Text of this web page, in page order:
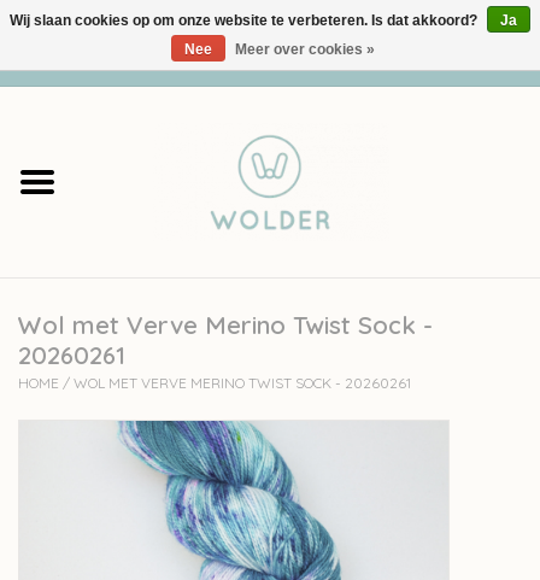
Garens
Accessoires
workshops
Wol met Verve Merino Twist Sock -
20260261
HOME / WOL MET VERVE MERINO TWIST SOCK - 20260261
Wij slaan cookies op om onze website te verbeteren. Is dat akkoord?
Ja
Nee
Meer over cookies »